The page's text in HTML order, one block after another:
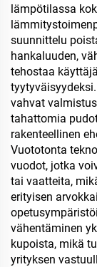
lämpötilassa
suunnittelu
hankaluuden,
tehostaa
vahvat
tahattomia
rakenteellinen
Vuototonta
vuodot, jotka
tai vaatteita,
erityisen
vähentäminen
kupoista, mikä
yrityksen